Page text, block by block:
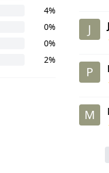
4%
0%
0%
2%
J
P
M